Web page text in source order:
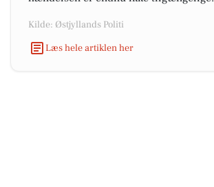
Kilde: Østjyllands Politi
Læs hele artiklen her